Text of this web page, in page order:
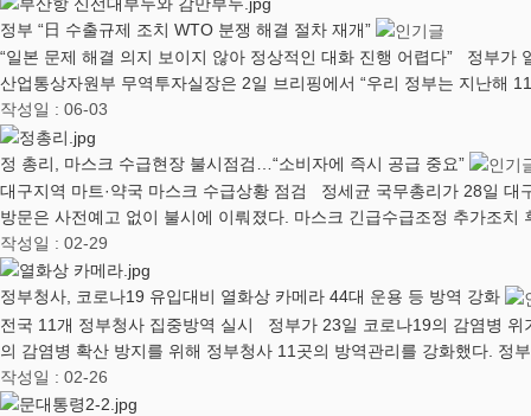
정부 “日 수출규제 조치 WTO 분쟁 해결 절차 재개”
“일본 문제 해결 의지 보이지 않아 정상적인 대화 진행 어렵다” 정부
산업통상자원부 무역투자실장은 2일 브리핑에서 “우리 정부는 지난해
작성일 : 06-03
정 총리, 마스크 수급현장 불시점검…“소비자에 즉시 공급 중요”
대구지역 마트·약국 마스크 수급상황 점검 정세균 국무총리가 28일
방문은 사전예고 없이 불시에 이뤄졌다. 마스크 긴급수급조정 추가조
작성일 : 02-29
정부청사, 코로나19 유입대비 열화상 카메라 44대 운용 등 방역 강화
전국 11개 정부청사 집중방역 실시 정부가 23일 코로나19의 감염병 위
의 감염병 확산 방지를 위해 정부청사 11곳의 방역관리를 강화했다. 정
작성일 : 02-26